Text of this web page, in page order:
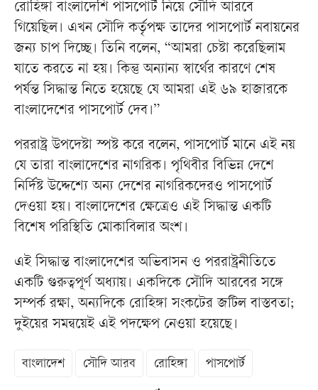
রোহিঙ্গা বাংলাদেশি পাসপোর্ট নিয়ে সৌদি আরবে
গিয়েছিল। এখন সৌদি কর্তৃপক্ষ তাদের পাসপোর্ট নবায়নের
জন্য চাপ দিচ্ছে। তিনি বলেন, “আমরা চেষ্টা করেছিলাম
যাতে করতে না হয়। কিন্তু অন্যান্য স্বার্থের কারণে শেষ
পর্যন্ত সিদ্ধান্ত নিতে হয়েছে যে আমরা এই ৬৯ হাজারকে
বাংলাদেশের পাসপোর্ট দেব।”
পররাষ্ট্র উপদেষ্টা স্পষ্ট করে বলেন, পাসপোর্ট মানে এই নয়
যে তারা বাংলাদেশের নাগরিক। পৃথিবীর বিভিন্ন দেশে
নির্দিষ্ট উদ্দেশ্যে অন্য দেশের নাগরিকদেরও পাসপোর্ট
দেওয়া হয়। বাংলাদেশের ক্ষেত্রেও এই সিদ্ধান্ত একটি
বিশেষ পরিস্থিতি মোকাবিলার অংশ।
এই সিদ্ধান্ত বাংলাদেশের অভিবাসন ও পররাষ্ট্রনীতিতে
একটি গুরুত্বপূর্ণ অধ্যায়। একদিকে সৌদি আরবের সঙ্গে
সম্পর্ক রক্ষা, অন্যদিকে রোহিঙ্গা সংকটের জটিল বাস্তবতা;
দুইয়ের সমন্বয়েই এই পদক্ষেপ নেওয়া হয়েছে।
বাংলাদেশ সৌদি আরব রোহিঙ্গা পাসপোর্ট